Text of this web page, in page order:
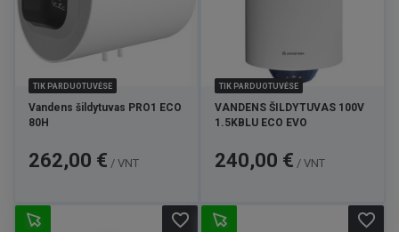
TIK PARDUOTUVĖSE
Vandens šildytuvas PRO1 ECO
80H
Kaina
262,00 € / VNT
TIK PARDUOTUVĖSE
VANDENS ŠILDYTUVAS 100V
1.5KBLU ECO EVO
Kaina
240,00 € / VNT
favorite_border favorite_border